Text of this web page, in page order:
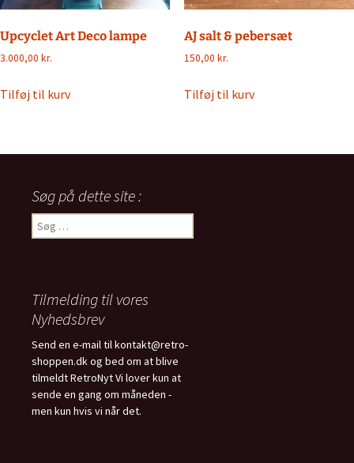
Upcyclet Art Deco lampe
3.000,00 kr.
Tilføj til kurv
AJ salt & pebersæt
150,00 kr.
Tilføj til kurv
Søg på dette site :
Søg
efter:
Tilmelding til vores
Nyhedsbrev
Send en e-mail til kontakt@retro-
shoppen.dk og bed om at blive
tilmeldt RetroNyt Vi lover kun at
sende en gang om måneden -
men kun hvis vi når det.